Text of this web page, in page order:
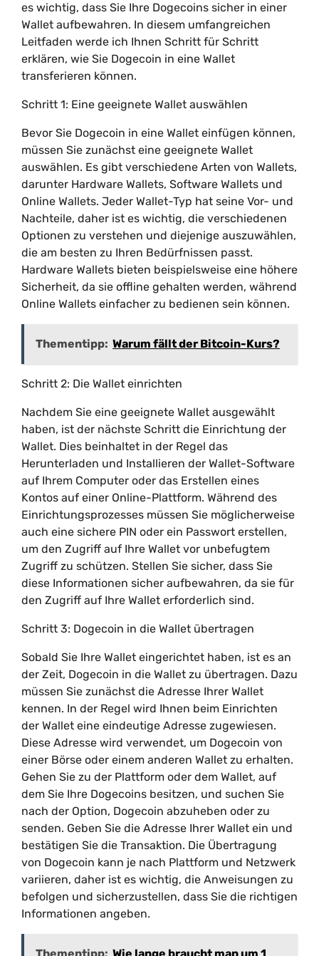
es wichtig, dass Sie Ihre Dogecoins sicher in einer
Wallet aufbewahren. In diesem umfangreichen
Leitfaden werde ich Ihnen Schritt für Schritt
erklären, wie Sie Dogecoin in eine Wallet
transferieren können.
Schritt 1: Eine geeignete Wallet auswählen
Bevor Sie Dogecoin in eine Wallet einfügen können,
müssen Sie zunächst eine geeignete Wallet
auswählen. Es gibt verschiedene Arten von Wallets,
darunter Hardware Wallets, Software Wallets und
Online Wallets. Jeder Wallet-Typ hat seine Vor- und
Nachteile, daher ist es wichtig, die verschiedenen
Optionen zu verstehen und diejenige auszuwählen,
die am besten zu Ihren Bedürfnissen passt.
Hardware Wallets bieten beispielsweise eine höhere
Sicherheit, da sie offline gehalten werden, während
Online Wallets einfacher zu bedienen sein können.
Thementipp: Warum fällt der Bitcoin-Kurs?
Schritt 2: Die Wallet einrichten
Nachdem Sie eine geeignete Wallet ausgewählt
haben, ist der nächste Schritt die Einrichtung der
Wallet. Dies beinhaltet in der Regel das
Herunterladen und Installieren der Wallet-Software
auf Ihrem Computer oder das Erstellen eines
Kontos auf einer Online-Plattform. Während des
Einrichtungsprozesses müssen Sie möglicherweise
auch eine sichere PIN oder ein Passwort erstellen,
um den Zugriff auf Ihre Wallet vor unbefugtem
Zugriff zu schützen. Stellen Sie sicher, dass Sie
diese Informationen sicher aufbewahren, da sie für
den Zugriff auf Ihre Wallet erforderlich sind.
Schritt 3: Dogecoin in die Wallet übertragen
Sobald Sie Ihre Wallet eingerichtet haben, ist es an
der Zeit, Dogecoin in die Wallet zu übertragen. Dazu
müssen Sie zunächst die Adresse Ihrer Wallet
kennen. In der Regel wird Ihnen beim Einrichten
der Wallet eine eindeutige Adresse zugewiesen.
Diese Adresse wird verwendet, um Dogecoin von
einer Börse oder einem anderen Wallet zu erhalten.
Gehen Sie zu der Plattform oder dem Wallet, auf
dem Sie Ihre Dogecoins besitzen, und suchen Sie
nach der Option, Dogecoin abzuheben oder zu
senden. Geben Sie die Adresse Ihrer Wallet ein und
bestätigen Sie die Transaktion. Die Übertragung
von Dogecoin kann je nach Plattform und Netzwerk
variieren, daher ist es wichtig, die Anweisungen zu
befolgen und sicherzustellen, dass Sie die richtigen
Informationen angeben.